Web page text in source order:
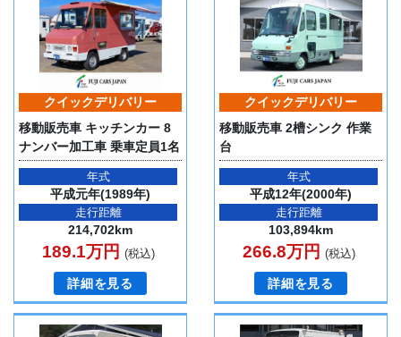
クイックデリバリー
移動販売車 キッチンカー 8
ナンバー加工車 乗車定員1名
年式
平成元年(1989年)
走行距離
214,702km
189.1万円 (税込)
詳細を見る
クイックデリバリー
移動販売車 2槽シンク 作業
台
年式
平成12年(2000年)
走行距離
103,894km
266.8万円 (税込)
詳細を見る